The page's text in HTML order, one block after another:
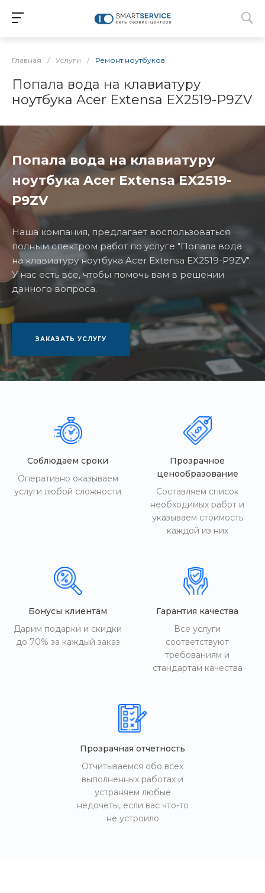
Главная / Услуги / Ремонт ноутбуков
Попала вода на клавиатуру
ноутбука Acer Extensa EX2519-P9ZV
Попала вода на клавиатуру
ноутбука Acer Extensa EX2519-
P9ZV
Наша компания, предлагает воспользоваться
полным спектром работ по услуге "Попала вода
на клавиатуру ноутбука Acer Extensa EX2519-P9ZV".
У нас есть все, чтобы помочь вам в решении
данного вопроса.
ЗАКАЗАТЬ УСЛУГУ
Соблюдаем сроки
Оперативно оказываем
услуги любой сложности
Прозрачное
ценообразование
Составляем список
необходимых работ и
указываем стоимость
каждой из них
Бонусы клиентам
Дарим подарки и скидки
до 70% за каждый заказ
Гарантия качества
Все услуги
соответствуют
требованиям и
стандартам качества
Прозрачная отчетность
Отчитываемся обо всех
выполненных работах и
устраняем любые
недочеты, если вас что-то
не устроило